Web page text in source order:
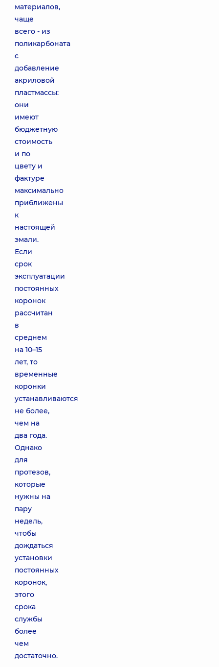
материалов,
чаще
всего - из
поликарбоната
с
добавление
акриловой
пластмассы:
они
имеют
бюджетную
стоимость
и по
цвету и
фактуре
максимально
приближены
к
настоящей
эмали.
Если
срок
эксплуатации
постоянных
коронок
рассчитан
в
среднем
на 10–15
лет, то
временные
коронки
устанавливаются
не более,
чем на
два года.
Однако
для
протезов,
которые
нужны на
пару
недель,
чтобы
дождаться
установки
постоянных
коронок,
этого
срока
службы
более
чем
достаточно.